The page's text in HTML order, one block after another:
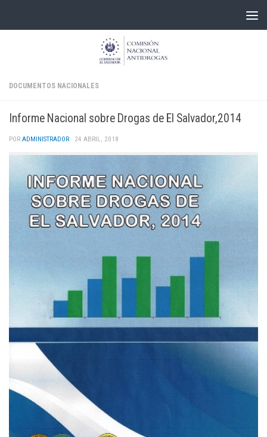
DOCUMENTOS NACIONALES
Informe Nacional sobre Drogas de El Salvador,2014
POR ADMINISTRADOR · 24 ABRIL, 2018